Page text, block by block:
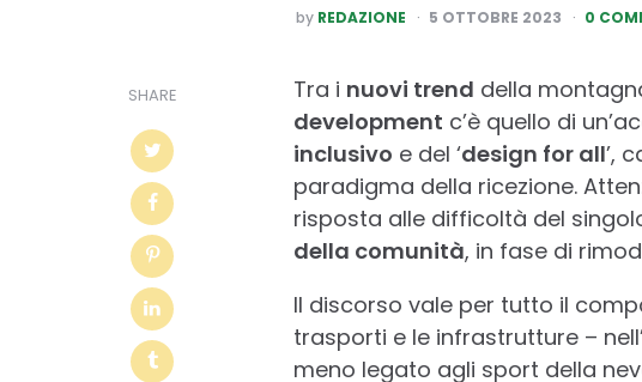
POSTED
BY
by REDAZIONE 5 OTTOBRE 2023 0
SHARE Tra i nuovi trend della
development c’è quello di
inclusivo e del ‘design for all’,
paradigma della ricezione.
risposta alle difficoltà del
della comunità, in fase di
Il discorso vale per tutto il
trasporti e le infrastrutture –
meno legato agli sport della